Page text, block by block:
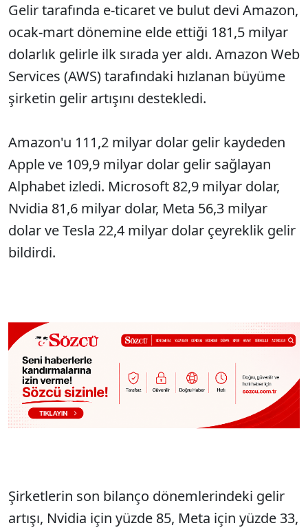
Gelir tarafında e-ticaret ve bulut devi Amazon,
ocak-mart dönemine elde ettiği 181,5 milyar
dolarlık gelirle ilk sırada yer aldı. Amazon Web
Services (AWS) tarafındaki hızlanan büyüme
şirketin gelir artışını destekledi.
Amazon'u 111,2 milyar dolar gelir kaydeden
Apple ve 109,9 milyar dolar gelir sağlayan
Alphabet izledi. Microsoft 82,9 milyar dolar,
Nvidia 81,6 milyar dolar, Meta 56,3 milyar
dolar ve Tesla 22,4 milyar dolar çeyreklik gelir
bildirdi.
Şirketlerin son bilanço dönemlerindeki gelir
artışı, Nvidia için yüzde 85, Meta için yüzde 33,